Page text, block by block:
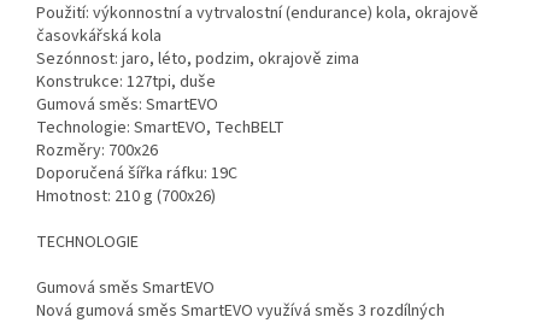
Použití: výkonnostní a vytrvalostní (endurance) kola, okrajově
časovkářská kola
Sezónnost: jaro, léto, podzim, okrajově zima
Konstrukce: 127tpi, duše
Gumová směs: SmartEVO
Technologie: SmartEVO, TechBELT
Rozměry: 700x26
Doporučená šířka ráfku: 19C
Hmotnost: 210 g (700x26)
TECHNOLOGIE
Gumová směs SmartEVO
Nová gumová směs SmartEVO využívá směs 3 rozdílných